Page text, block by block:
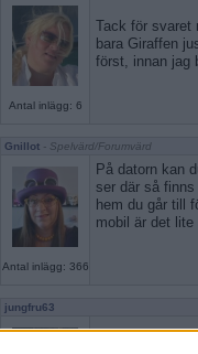
Antal inlägg: 6
Tack för svaret
bara Giraffen
först, innan jag
Gnillot - Spelvärd/Forumvärd
Antal inlägg: 366
På datorn kan
ser där så
hem du går till
mobil är det lite
jungfru63